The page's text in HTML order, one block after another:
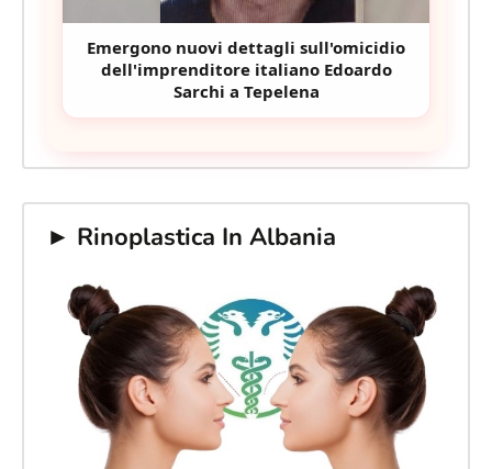
Emergono nuovi dettagli sull'omicidio
dell'imprenditore italiano Edoardo
Sarchi a Tepelena
► Rinoplastica In Albania